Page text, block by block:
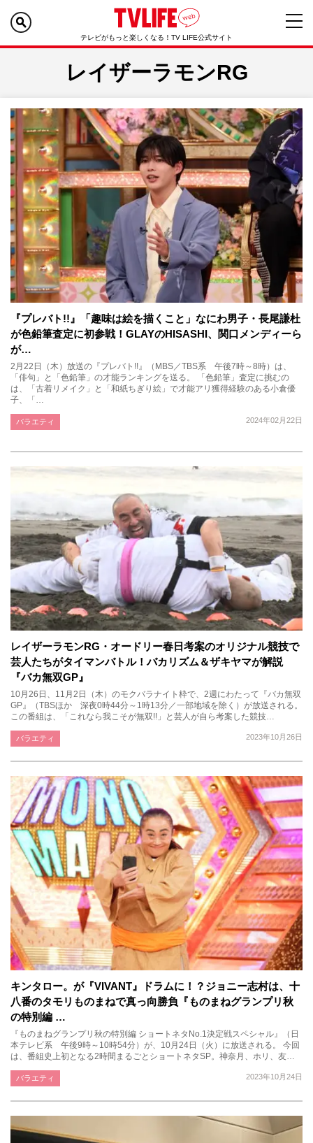
テレビがもっと楽しくなる！TV LIFE公式サイト
レイザーラモンRG
『プレバト!!』「趣味は絵を描くこと」なにわ男子・長尾謙杜
が色鉛筆査定に初参戦！GLAYのHISASHI、関口メンディーら
が…
2月22日（木）放送の『プレバト!!』（MBS／TBS系 午後7時～8時）は、
「俳句」と「色鉛筆」の才能ランキングを送る。 「色鉛筆」査定に挑むの
は、「古着リメイク」と「和紙ちぎり絵」で才能アリ獲得経験のある小倉優
子、「…
2024年02月22日
バラエティ
レイザーラモンRG・オードリー春日考案のオリジナル競技で
芸人たちがタイマンバトル！バカリズム＆ザキヤマが解説
『バカ無双GP』
10月26日、11月2日（木）のモクバラナイト枠で、2週にわたって『バカ無双
GP』（TBSほか 深夜0時44分～1時13分／一部地域を除く）が放送される。
この番組は、「これなら我こそが無双!!」と芸人が自ら考案した競技…
2023年10月26日
バラエティ
キンタロー。が『VIVANT』ドラムに！？ジョニー志村は、十
八番のタモリものまねで真っ向勝負『ものまねグランプリ秋
の特別編 …
『ものまねグランプリ秋の特別編 ショートネタNo.1決定戦スペシャル』（日
本テレビ系 午後9時～10時54分）が、10月24日（火）に放送される。 今回
は、番組史上初となる2時間まるごとショートネタSP。神奈月、ホリ、友…
2023年10月24日
バラエティ